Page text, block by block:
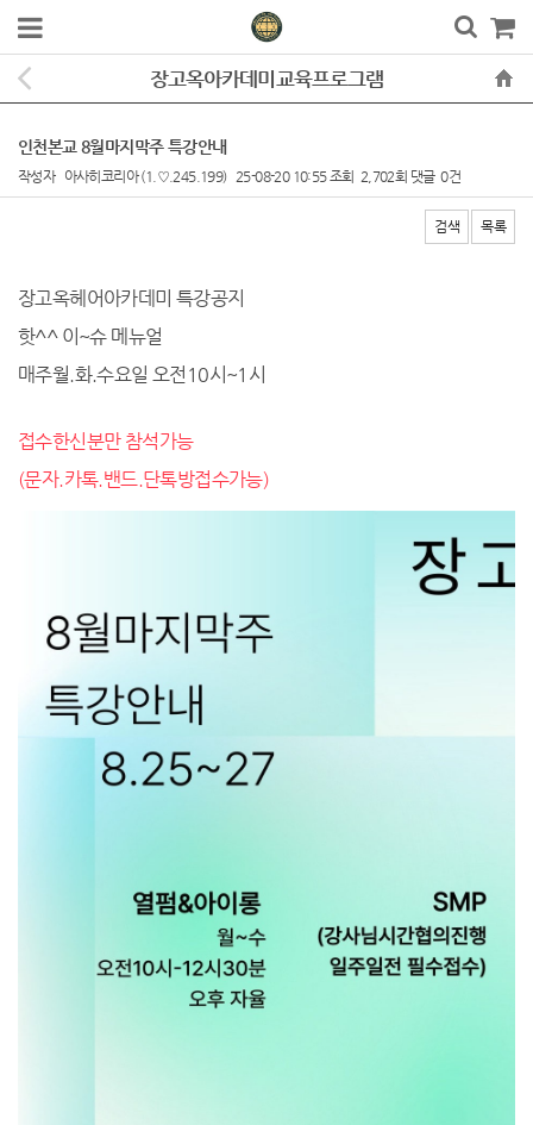
장고옥아카데미교육프로그램
인천본교 8월마지막주 특강안내
작성자 아사히코리아(1.♡.245.199) 25-08-20 10:55조회 2,702회 댓글 0건
검색 목록
장고옥헤어아카데미 특강공지
핫^^ 이~슈 메뉴얼
매주월.화.수요일 오전10시~1시
접수한신분만 참석가능
(문자.카톡.밴드.단톡방접수가능)